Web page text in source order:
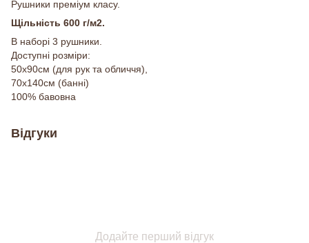
Рушники преміум класу.
Щільність 600 г/м2.
В наборі 3 рушники.
Доступні розміри:
50х90см (для рук та обличчя),
70х140см (банні)
100% бавовна
Відгуки
Додайте перший відгук